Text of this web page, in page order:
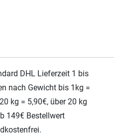
DHL Lieferzeit 1 bis
nach Gewicht bis 1kg =
kg = 5,90€, über 20 kg
149€ Bestellwert